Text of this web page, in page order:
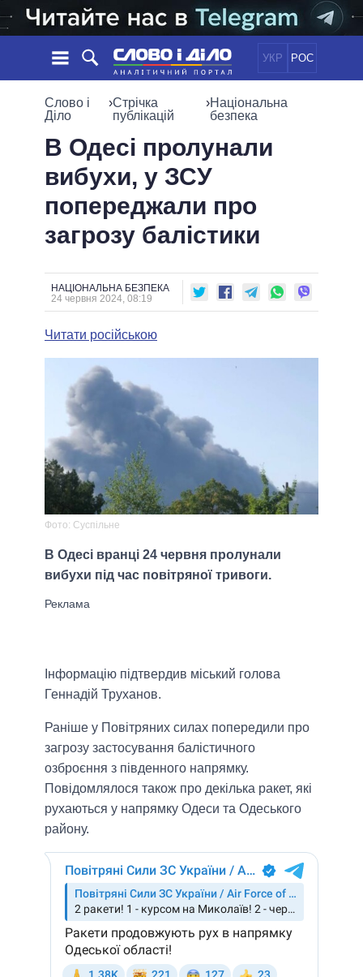
УКР РОС
НОВИНИ
СТРІЧКА
ПОДІЇ
СТАТТІ
ДУМКИ
ОГЛЯДИ
ЕКОНОМІКА
СУСПІЛЬСТВО
СВІТ
ПОЛIТИКИ
УСІ ПОЛІТИКИ
ПРЕЗИДЕНТ І ОФІС
КАБІНЕТ МІНІСТРІВ
ГОЛОВИ ОБЛАДМІНІСТРАЦІЙ
МЕРИ МІСТ
ІНФОГРАФІКА
ВІДЕО
ПІДТРИМАТИ
ПОРІВНЯННЯ ПОЛІТИКІВ
Слово і
Діло
›Стрічка
публікацій
›Національна
безпека
В Одесі пролунали
вибухи, у ЗСУ
попереджали про
загрозу балістики
НАЦІОНАЛЬНА БЕЗПЕКА
24 червня 2024, 08:19
Читати російською
Фото: Суспільне
В Одесі вранці 24 червня пролунали
вибухи під час повітряної тривоги.
Інформацію підтвердив міський голова
Геннадій Труханов.
Раніше у Повітряних силах попередили про
загрозу застосування балістичного
озброєння з південного напрямку.
Повідомлялося також про декілька ракет, які
рухаються у напрямку Одеси та Одеського
району.